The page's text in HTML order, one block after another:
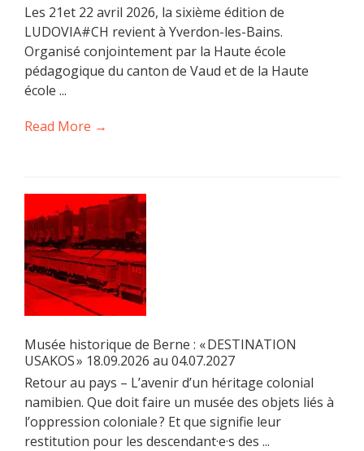
Les 21et 22 avril 2026, la sixième édition de
LUDOVIA#CH revient à Yverdon-les-Bains.
Organisé conjointement par la Haute école
pédagogique du canton de Vaud et de la Haute
école ...
Read More →
Musée historique de Berne : « DESTINATION
USAKOS » 18.09.2026 au 04.07.2027
Retour au pays – L’avenir d’un héritage colonial
namibien. Que doit faire un musée des objets liés à
l’oppression coloniale ? Et que signifie leur
restitution pour les descendant·e·s des ...